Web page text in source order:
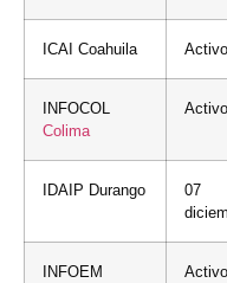
ICAI Coahuila Activo
INFOCOL
Colima
Activo
IDAIP Durango
07
INFOEM
Activo